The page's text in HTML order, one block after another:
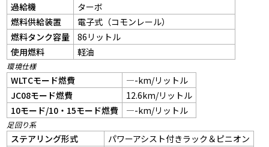
過給機
ターボ
燃料供給装置
電子式（コモンレール）
燃料タンク容量
86リットル
使用燃料
軽油
環境仕様
WLTCモード燃費
—-km/リットル
JC08モード燃費
12.6km/リットル
10モード/10・15モード燃費
—-km/リットル
足回り系
ステアリング形式
パワーアシスト付きラック＆ピニオン